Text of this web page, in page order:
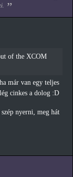
of the XCOM
már van egy teljes
cinkes a dolog :D
nyerni, meg hát